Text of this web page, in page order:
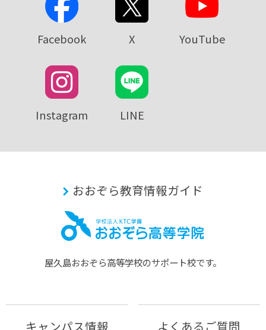
Facebook X YouTube
Instagram LINE
おおぞら教育情報ガイド
屋久島おおぞら⾼等学校のサポート校です。
キャンパス情報 よくあるご質問